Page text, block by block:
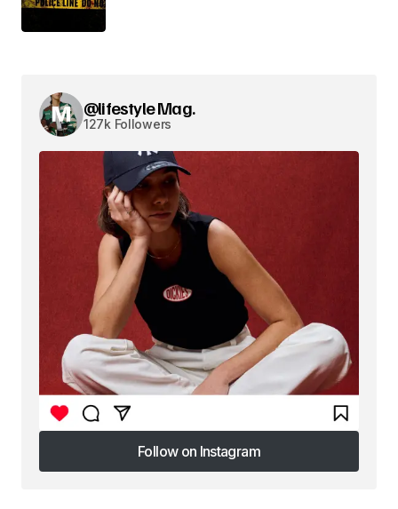
@lifestyle Mag.
127k Followers
Follow on Instagram
Follow on Instagram